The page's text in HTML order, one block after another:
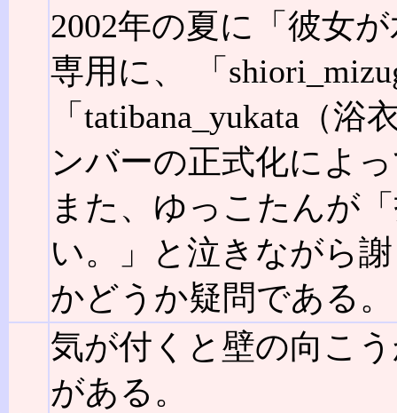
2002年の夏に「彼女
専用に、 「
「tatibana_yukata（
ンバーの正式化によ
また、ゆっこたんが
い。」と泣きながら
かどうか疑問である。
気が付くと壁の向こ
がある。